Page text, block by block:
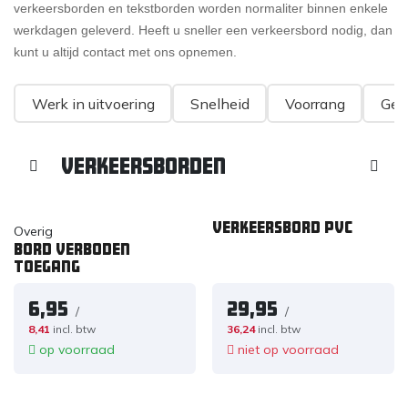
verkeersborden en tekstborden worden normaliter binnen enkele
werkdagen geleverd. Heeft u sneller een verkeersbord nodig, dan
kunt u altijd contact met ons opnemen.
Werk in uitvoering Snelheid Voorrang
Verkeersborden
Overig
Bord verboden
toegang
6,95 /
8,41 incl. btw
op voorraad
Verkeersbord pvc
29,95 /
36,24 incl. btw
niet op voorraad